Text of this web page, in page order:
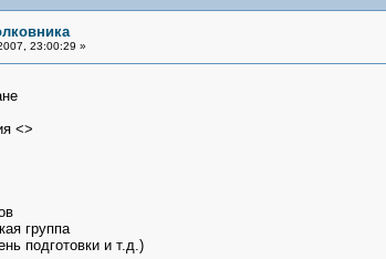
23:00:29 »
<>
группа
подготовки и т.д.)